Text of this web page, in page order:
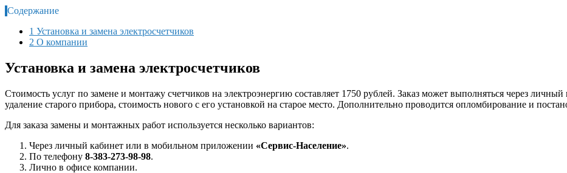
Содержание
1 Установка и замена электросчетчиков
2 О компании
Установка и замена электросчетчиков
Стоимость услуг по замене и монтажу счетчиков на электроэнергию составляет 1750 рублей. Заказ может выполняться через
удаление старого прибора, стоимость нового с его установкой на старое место. Дополнительно проводится опломбирование и
Для заказа замены и монтажных работ используется несколько вариантов:
Через личный кабинет или в мобильном приложении «Сервис-Население».
По телефону 8-383-273-98-98.
Лично в офисе компании.